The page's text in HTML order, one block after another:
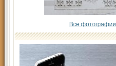
Все фотографии